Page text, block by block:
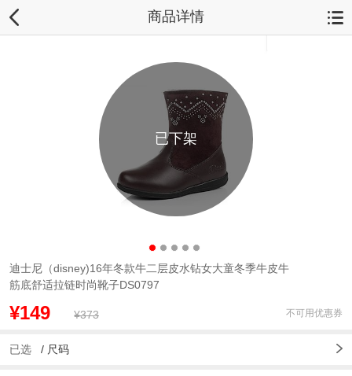
商品详情
已下架
迪士尼（disney)16年冬款牛二层皮水钻女大童冬季牛皮牛
筋底舒适拉链时尚靴子DS0797
¥149 ¥373 不可用优惠券
已选 / 尺码